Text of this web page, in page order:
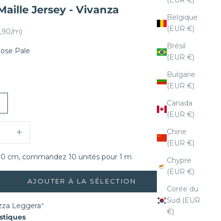
Belgique
(EUR €)
Brésil
(EUR €)
Bulgarie
(EUR €)
Canada
(EUR €)
Chine
(EUR €)
Chypre
(EUR €)
Corée du
Sud (EUR
€)
Jersey - Vivanza
m)
Pale
cm, commandez 10 unités pour 1 m
AJOUTER À LA SÉLECTION
Leggera"